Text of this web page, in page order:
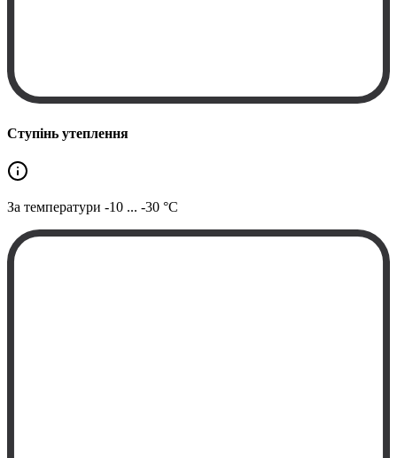
Ступінь утеплення
За температури -10 ... -30 °C